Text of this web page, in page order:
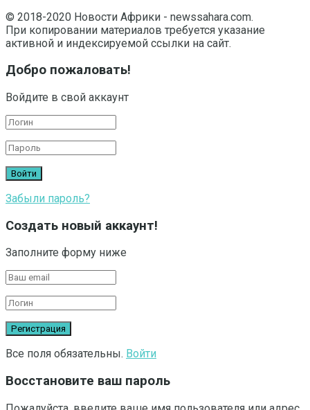
© 2018-2020 Новости Африки - newssahara.com.
При копировании материалов требуется указание
активной и индексируемой ссылки на сайт.
Добро пожаловать!
Войдите в свой аккаунт
Забыли пароль?
Создать новый аккаунт!
Заполните форму ниже
Все поля обязательны. Войти
Восстановите ваш пароль